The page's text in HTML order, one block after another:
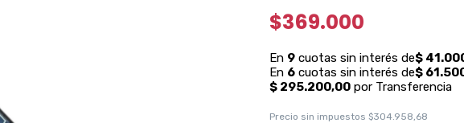
$369.000
Precio sin impuestos$304.958,68